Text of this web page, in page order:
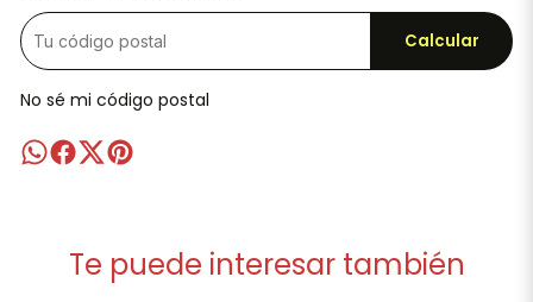
Calcular
No sé mi código postal
Te puede interesar también